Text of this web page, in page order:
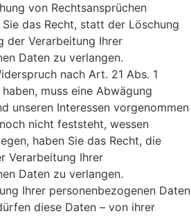
von Rechtsansprüchen
das Recht, statt der Löschung
der Verarbeitung Ihrer
Daten zu verlangen.
nach Art. 21 Abs. 1
muss eine Abwägung
unseren Interessen vorgenommen
nicht feststeht, wessen
haben Sie das Recht, die
Verarbeitung Ihrer
Daten zu verlangen.
Ihrer personenbezogenen Daten
diese Daten – von ihrer